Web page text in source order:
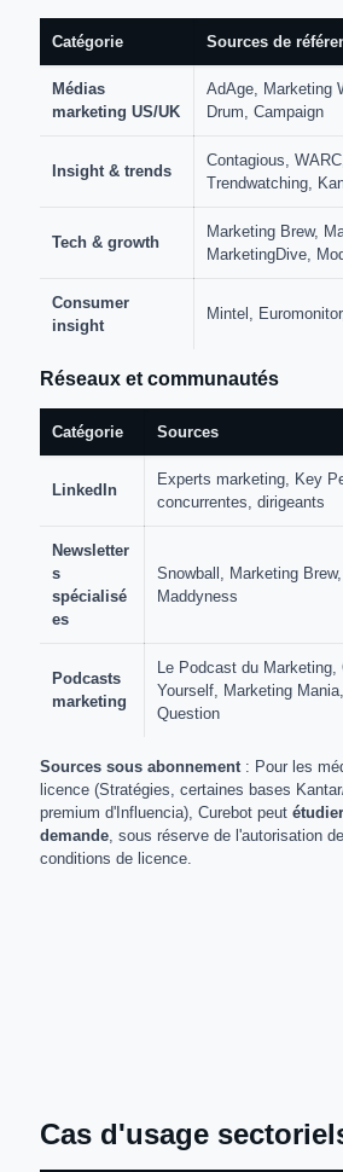
Catégorie Sources de
Médias
marketing US/UK
AdAge, Marketing
Drum, Campaign
Insight & trends
Contagious,
Trendwatching,
Tech & growth
Marketing Brew,
MarketingDive,
Consumer
insight
Mintel,
Réseaux et communautés
Catégorie Sources
LinkedIn
Experts marketing, Key
concurrentes, dirigeants
Newsletter
s
spécialisé
es
Snowball, Marketing
Maddyness
Podcasts
marketing
Le Podcast du
Yourself, Marketing
Question
Sources sous abonnement : Pour les
licence (Stratégies, certaines bases
premium d'Influencia), Curebot peut
demande , sous réserve de l'autorisation
conditions de licence.
Cas d'usage